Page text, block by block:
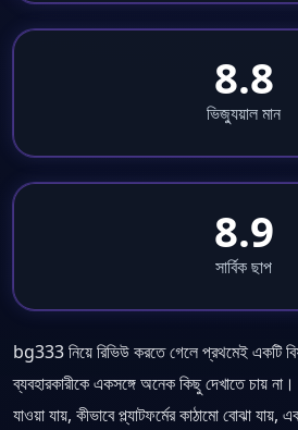
8.8
ভিজ্যুয়াল মান
8.9
সার্বিক ছাপ
bg333 নিয়ে রিভিউ করতে গেলে প্রথমেই একটি
ব্যবহারকারীকে একসঙ্গে অনেক কিছু দেখাতে চায়
যাওয়া যায়, কীভাবে প্ল্যাটফর্মের কাঠামো বোঝা